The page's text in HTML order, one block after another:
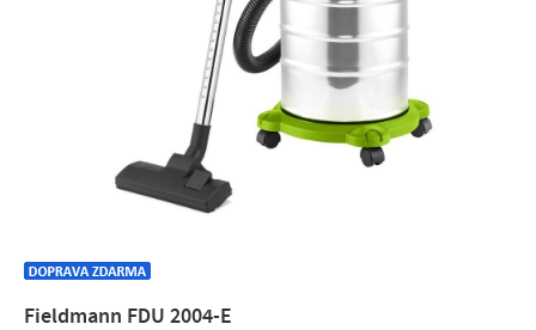
Fieldmann FDU 2004-E